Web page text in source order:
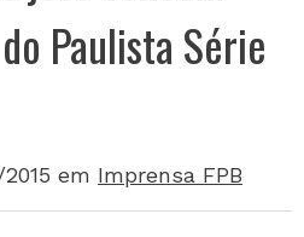
Paulista Série
em Imprensa FPB